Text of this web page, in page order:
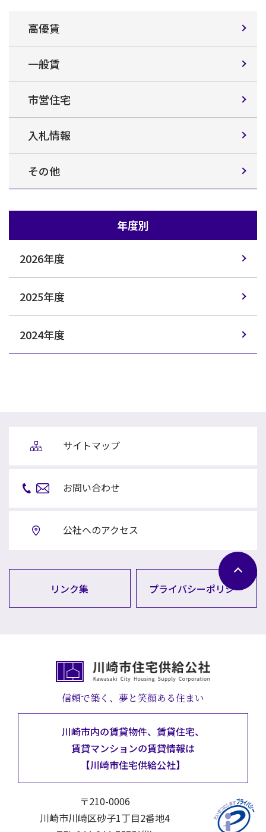
高優賃
一般賃
市営住宅
入札情報
その他
年度別
2026年度
2025年度
2024年度
サイトマップ
お問い合わせ
公社へのアクセス
リンク集 プライバシーポリシー
信頼で築く、夢と笑顔ある住まい
川崎市内の賃貸物件、賃貸住宅、
賃貸マンションの賃貸情報は
【川崎市住宅供給公社】
〒210-0006
川崎市川崎区砂子1丁目2番地4